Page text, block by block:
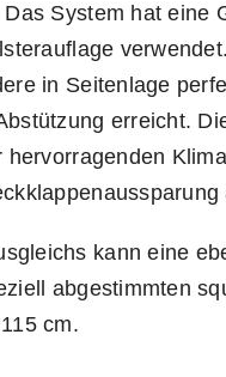
System hat eine
in Seitenlage
erreicht.
kann eine
abgestimmten
cm.